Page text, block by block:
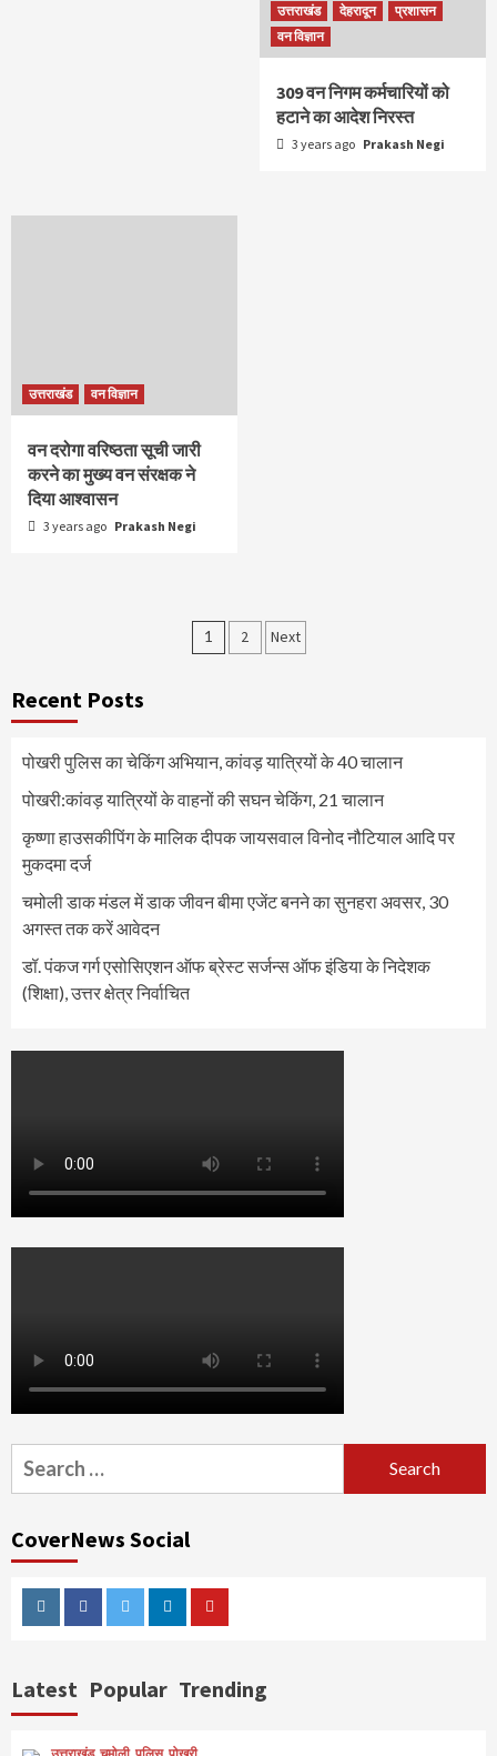
उत्तराखंड देहरादून
प्रशासन
वन विज्ञान
309 वन निगम कर्मचारियों को
हटाने का आदेश निरस्त
3 years ago Prakash Negi
उत्तराखंड वन विज्ञान
वन दरोगा वरिष्ठता सूची जारी
करने का मुख्य वन संरक्षक ने
दिया आश्वासन
3 years ago Prakash Negi
Posts
1 2 Next
Recent Posts
पोखरी पुलिस का चेकिंग अभियान, कांवड़ यात्रियों के 40 चालान
पोखरी:कांवड़ यात्रियों के वाहनों की सघन चेकिंग, 21 चालान
कृष्णा हाउसकीपिंग के मालिक दीपक जायसवाल विनोद नौटियाल आदि पर
मुकदमा दर्ज
चमोली डाक मंडल में डाक जीवन बीमा एजेंट बनने का सुनहरा अवसर, 30
अगस्त तक करें आवेदन
डॉ. पंकज गर्ग एसोसिएशन ऑफ ब्रेस्ट सर्जन्स ऑफ इंडिया के निदेशक
(शिक्षा), उत्तर क्षेत्र निर्वाचित
Search
for:
CoverNews Social
InstagramFacebookTwitterLinkedinYoutube
Latest Popular Trending